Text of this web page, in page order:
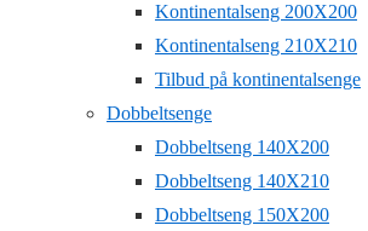
Kontinentalseng 200X200
Kontinentalseng 210X210
Tilbud på kontinentalsenge
Dobbeltsenge
Dobbeltseng 140X200
Dobbeltseng 140X210
Dobbeltseng 150X200